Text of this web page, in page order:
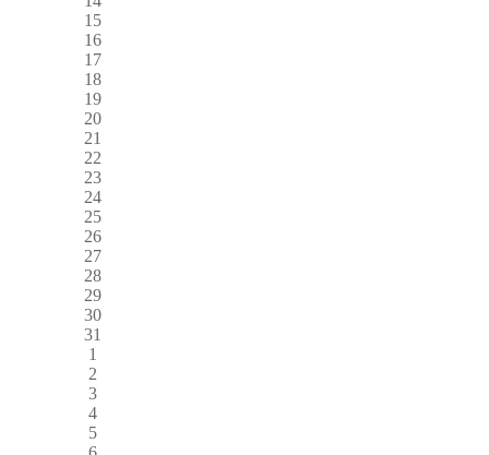
15
16
17
18
19
20
21
22
23
24
25
26
27
28
29
30
31
1
2
3
4
5